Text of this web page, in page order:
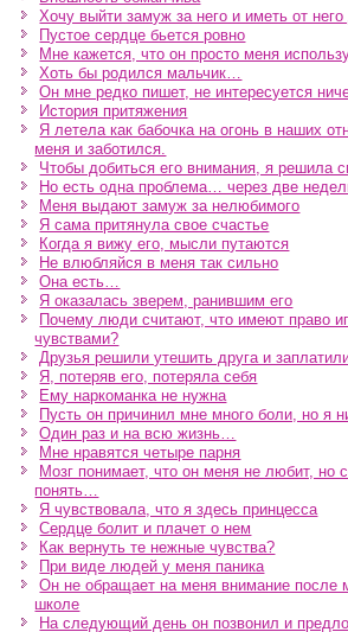
Хочу выйти замуж за него и иметь от него
Пустое сердце бьется ровно
Мне кажется, что он просто меня
Хоть бы родился мальчик…
Он мне редко пишет, не интересуется
История притяжения
Я летела как бабочка на огонь в наших
меня и заботился.
Чтобы добиться его внимания, я решила
Но есть одна проблема… через две
Меня выдают замуж за нелюбимого
Я сама притянула свое счастье
Когда я вижу его, мысли путаются
Не влюбляйся в меня так сильно
Она есть…
Я оказалась зверем, ранившим его
Почему люди считают, что имеют право
чувствами?
Друзья решили утешить друга и
Я, потеряв его, потеряла себя
Ему наркоманка не нужна
Пусть он причинил мне много боли, но я
Один раз и на всю жизнь…
Мне нравятся четыре парня
Мозг понимает, что он меня не любит, но
понять…
Я чувствовала, что я здесь принцесса
Сердце болит и плачет о нем
Как вернуть те нежные чувства?
При виде людей у меня паника
Он не обращает на меня внимание после
школе
На следующий день он позвонил и